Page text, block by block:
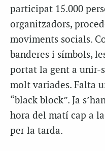
participat 15.000
organitzadors,
moviments socials.
banderes i símbols,
portat la gent a unir-
molt variades. Falta
“black block”. Ja
hora del matí cap a
per la tarda.